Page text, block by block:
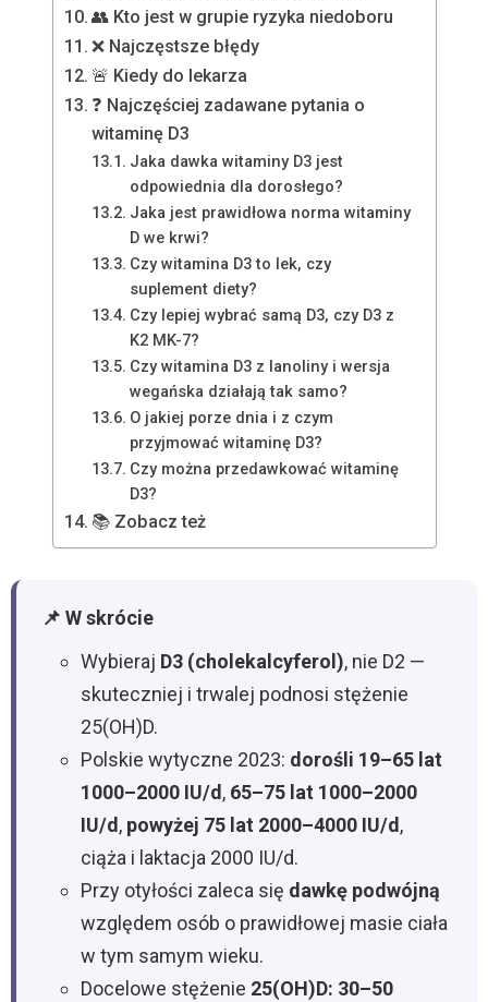
👥 Kto jest w grupie ryzyka niedoboru
❌ Najczęstsze błędy
🚨 Kiedy do lekarza
❓ Najczęściej zadawane pytania o
witaminę D3
Jaka dawka witaminy D3 jest
odpowiednia dla dorosłego?
Jaka jest prawidłowa norma witaminy
D we krwi?
Czy witamina D3 to lek, czy
suplement diety?
Czy lepiej wybrać samą D3, czy D3 z
K2 MK-7?
Czy witamina D3 z lanoliny i wersja
wegańska działają tak samo?
O jakiej porze dnia i z czym
przyjmować witaminę D3?
Czy można przedawkować witaminę
D3?
📚 Zobacz też
📌 W skrócie
Wybieraj D3 (cholekalcyferol), nie D2 —
skuteczniej i trwalej podnosi stężenie
25(OH)D.
Polskie wytyczne 2023: dorośli 19–65 lat
1000–2000 IU/d, 65–75 lat 1000–2000
IU/d, powyżej 75 lat 2000–4000 IU/d,
ciąża i laktacja 2000 IU/d.
Przy otyłości zaleca się dawkę podwójną
względem osób o prawidłowej masie ciała
w tym samym wieku.
Docelowe stężenie 25(OH)D: 30–50